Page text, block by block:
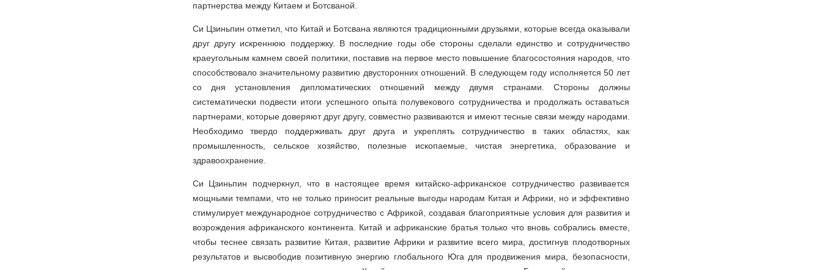
партнерства между Китаем и Ботсваной.
Си Цзиньпин отметил, что Китай и Ботсвана являются традиционными друзьями, которые всегда оказывали
друг другу искреннюю поддержку. В последние годы обе стороны сделали единство и сотрудничество
краеугольным камнем своей политики, поставив на первое место повышение благосостояния народов, что
способствовало значительному развитию двусторонних отношений. В следующем году исполняется 50 лет
со дня установления дипломатических отношений между двумя странами. Стороны должны
систематически подвести итоги успешного опыта полувекового сотрудничества и продолжать оставаться
партнерами, которые доверяют друг другу, совместно развиваются и имеют тесные связи между народами.
Необходимо твердо поддерживать друг друга и укреплять сотрудничество в таких областях, как
промышленность, сельское хозяйство, полезные ископаемые, чистая энергетика, образование и
здравоохранение.
Си Цзиньпин подчеркнул, что в настоящее время китайско-африканское сотрудничество развивается
мощными темпами, что не только приносит реальные выгоды народам Китая и Африки, но и эффективно
стимулирует международное сотрудничество с Африкой, создавая благоприятные условия для развития и
возрождения африканского континента. Китай и африканские братья только что вновь собрались вместе,
чтобы теснее связать развитие Китая, развитие Африки и развитие всего мира, достигнув плодотворных
результатов и высвободив позитивную энергию глобального Юга для продвижения мира, безопасности,